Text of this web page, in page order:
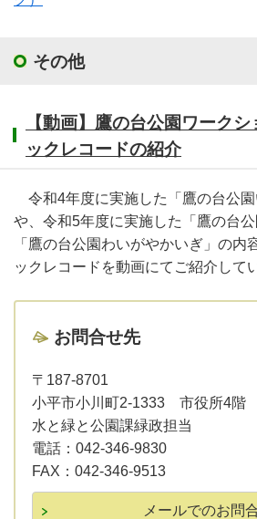
その他
【動画】鷹の台公園ワーク
ックレコードの紹介
令和4年度に実施した「鷹の台公園
や、令和5年度に実施した「鷹の台公
「鷹の台公園わいがやかいぎ」の内
ックレコードを動画にてご紹介して
お問合せ先
〒187-8701
小平市小川町2-1333 市役所4階
水と緑と公園課緑政担当
電話： 042-346-9830
FAX： 042-346-9513